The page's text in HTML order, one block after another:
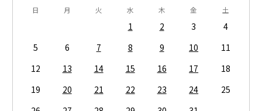
日 月 火 水 木 金 土
1 2 3
4
5
6 7 8 9 10
11
12
13 14 15 16 17
18
19
20 21 22 23 24
25